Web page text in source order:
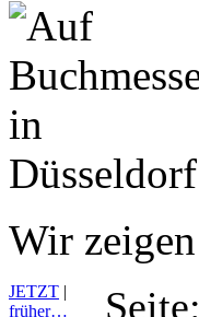
Wir
JETZT |
früher…
Seite: